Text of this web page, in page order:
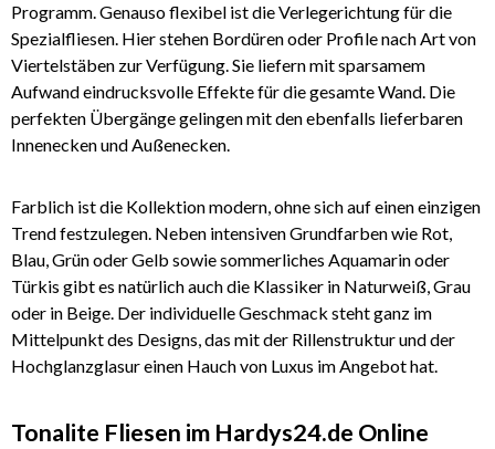
Programm. Genauso flexibel ist die Verlegerichtung für die
Spezialfliesen. Hier stehen Bordüren oder Profile nach Art von
Viertelstäben zur Verfügung. Sie liefern mit sparsamem
Aufwand eindrucksvolle Effekte für die gesamte Wand. Die
perfekten Übergänge gelingen mit den ebenfalls lieferbaren
Innenecken und Außenecken.
Farblich ist die Kollektion modern, ohne sich auf einen einzigen
Trend festzulegen. Neben intensiven Grundfarben wie Rot,
Blau, Grün oder Gelb sowie sommerliches Aquamarin oder
Türkis gibt es natürlich auch die Klassiker in Naturweiß, Grau
oder in Beige. Der individuelle Geschmack steht ganz im
Mittelpunkt des Designs, das mit der Rillenstruktur und der
Hochglanzglasur einen Hauch von Luxus im Angebot hat.
Tonalite Fliesen im Hardys24.de Online